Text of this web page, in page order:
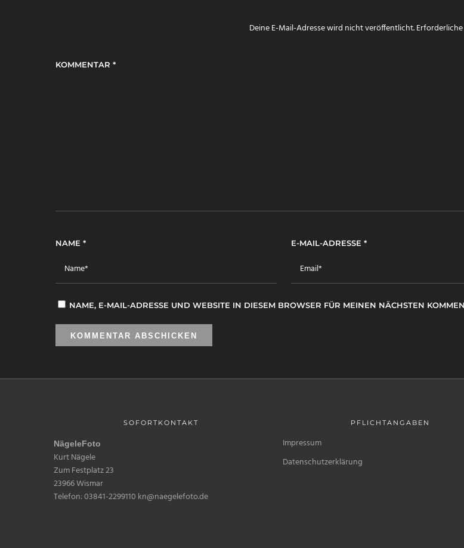
Deine E-Mail-Adresse wird nicht veröffentlicht.
KOMMENTAR *
NAME * E-MAIL-ADRESSE *
NAME, E-MAIL-ADRESSE UND WEBSITE IN DIESEM BROWSER FÜR MEINEN NÄCHSTEN
SOFORTKONTAKT
NägeleFoto
Kurt Nägele
Zum Festplatz 23
23966 Wismar
Telefon: 03841-2299110 kn@naegelefoto.de
PFLICHTANGABEN
Impressum
Datenschutzerklärung